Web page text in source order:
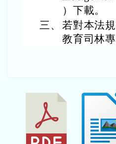
）下載。
三、 若對本法
教育司林